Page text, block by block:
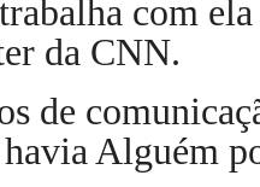
com
da CNN.
de
Alguém